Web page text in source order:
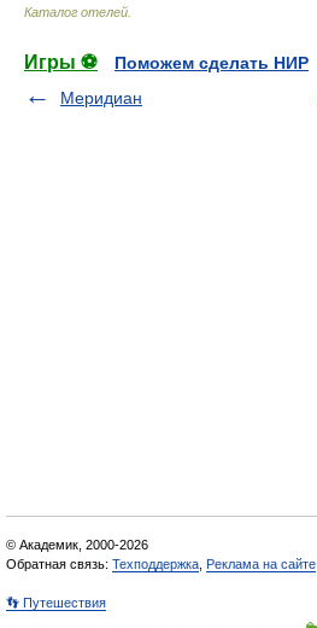
Каталог отелей
Игры ⚽
Поможем сделать НИР
Меридиан
© Академик, 2000-2026
Обратная связь: Техподдержка Реклама на сайте
👣 Путешествия